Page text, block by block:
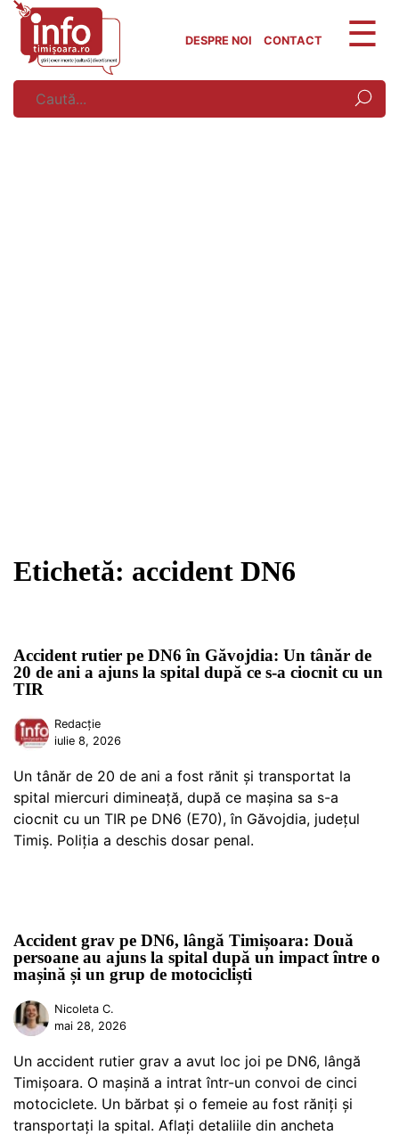
Skip
content
DESPRE NOI CONTACT
Etichetă: accident DN6
Accident rutier pe DN6 în Găvojdia: Un tânăr de
20 de ani a ajuns la spital după ce s-a ciocnit cu un
TIR
Redacție
iulie 8, 2026
Un tânăr de 20 de ani a fost rănit și transportat la
spital miercuri dimineață, după ce mașina sa s-a
ciocnit cu un TIR pe DN6 (E70), în Găvojdia, județul
Timiș. Poliția a deschis dosar penal.
Accident grav pe DN6, lângă Timișoara: Două
persoane au ajuns la spital după un impact între o
mașină și un grup de motocicliști
Nicoleta C.
mai 28, 2026
Un accident rutier grav a avut loc joi pe DN6, lângă
Timișoara. O mașină a intrat într-un convoi de cinci
motociclete. Un bărbat și o femeie au fost răniți și
transportați la spital. Aflați detaliile din ancheta